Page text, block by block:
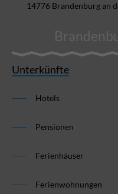
14776 Brandenburg an
Unterkünfte
Hotels
Pensionen
Ferienhäuser
Ferienwohnungen